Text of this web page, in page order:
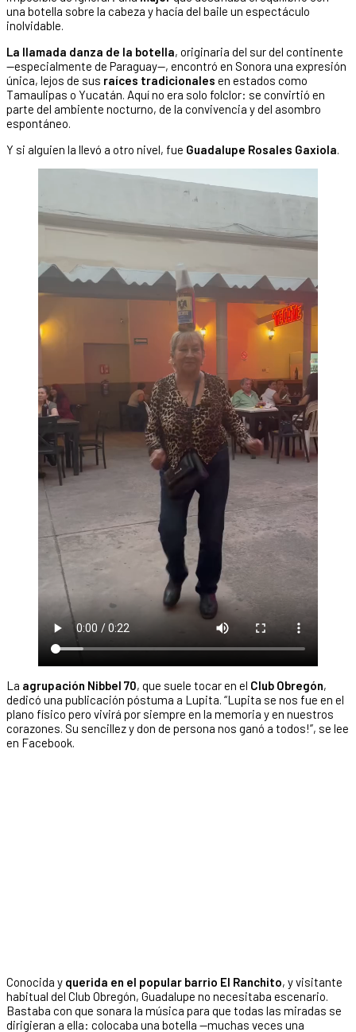
una botella sobre la cabeza y hacía del baile un espectáculo
inolvidable.
La llamada danza de la botella, originaria del sur del continente
—especialmente de Paraguay—, encontró en Sonora una expresión
única, lejos de sus raíces tradicionales en estados como
Tamaulipas o Yucatán. Aquí no era solo folclor: se convirtió en
parte del ambiente nocturno, de la convivencia y del asombro
espontáneo.
Y si alguien la llevó a otro nivel, fue Guadalupe Rosales Gaxiola.
La agrupación Nibbel 70, que suele tocar en el Club Obregón,
dedicó una publicación póstuma a Lupita. “Lupita se nos fue en el
plano físico pero vivirá por siempre en la memoria y en nuestros
corazones. Su sencillez y don de persona nos ganó a todos!”, se lee
en Facebook.
Conocida y querida en el popular barrio El Ranchito, y visitante
habitual del Club Obregón, Guadalupe no necesitaba escenario.
Bastaba con que sonara la música para que todas las miradas se
dirigieran a ella: colocaba una botella —muchas veces una